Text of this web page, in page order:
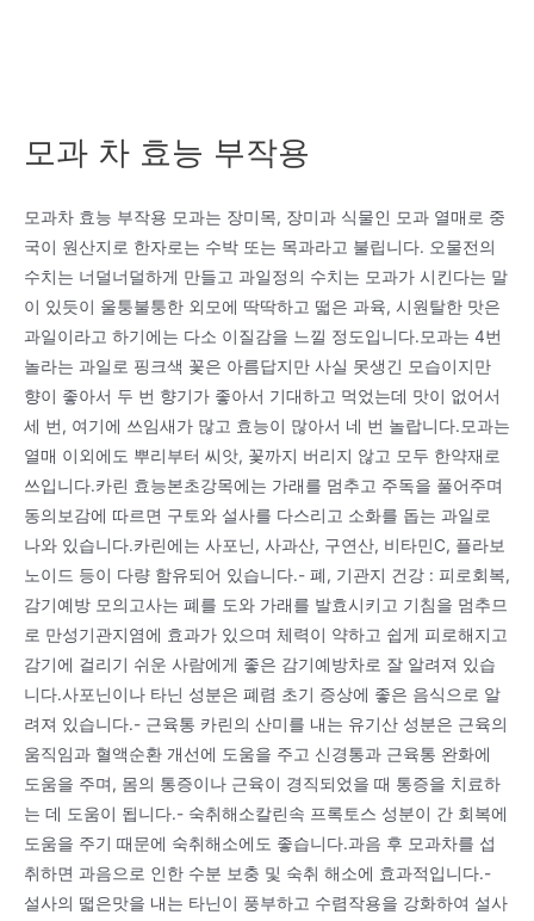
모과 차 효능 부작용
모과차 효능 부작용 모과는 장미목, 장미과 식물인 모과 열매로 중
국이 원산지로 한자로는 수박 또는 목과라고 불립니다. 오물전의
수치는 너덜너덜하게 만들고 과일정의 수치는 모과가 시킨다는 말
이 있듯이 울퉁불퉁한 외모에 딱딱하고 떫은 과육, 시원탈한 맛은
과일이라고 하기에는 다소 이질감을 느낄 정도입니다.모과는 4번
놀라는 과일로 핑크색 꽃은 아름답지만 사실 못생긴 모습이지만
향이 좋아서 두 번 향기가 좋아서 기대하고 먹었는데 맛이 없어서
세 번, 여기에 쓰임새가 많고 효능이 많아서 네 번 놀랍니다.모과는
열매 이외에도 뿌리부터 씨앗, 꽃까지 버리지 않고 모두 한약재로
쓰입니다.카린 효능본초강목에는 가래를 멈추고 주독을 풀어주며
동의보감에 따르면 구토와 설사를 다스리고 소화를 돕는 과일로
나와 있습니다.카린에는 사포닌, 사과산, 구연산, 비타민C, 플라보
노이드 등이 다량 함유되어 있습니다.- 폐, 기관지 건강 : 피로회복,
감기예방 모의고사는 폐를 도와 가래를 발효시키고 기침을 멈추므
로 만성기관지염에 효과가 있으며 체력이 약하고 쉽게 피로해지고
감기에 걸리기 쉬운 사람에게 좋은 감기예방차로 잘 알려져 있습
니다.사포닌이나 타닌 성분은 폐렴 초기 증상에 좋은 음식으로 알
려져 있습니다.- 근육통 카린의 산미를 내는 유기산 성분은 근육의
움직임과 혈액순환 개선에 도움을 주고 신경통과 근육통 완화에
도움을 주며, 몸의 통증이나 근육이 경직되었을 때 통증을 치료하
는 데 도움이 됩니다.- 숙취해소칼린속 프록토스 성분이 간 회복에
도움을 주기 때문에 숙취해소에도 좋습니다.과음 후 모과차를 섭
취하면 과음으로 인한 수분 보충 및 숙취 해소에 효과적입니다.-
설사의 떫은맛을 내는 타닌이 풍부하고 수렴작용을 강화하여 설사